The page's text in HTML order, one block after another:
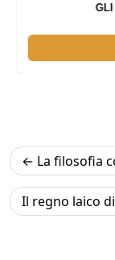
GLI
articoli
La filosofia
Il regno laico